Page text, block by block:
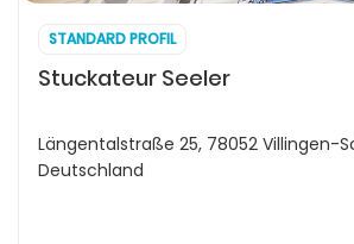
STANDARD PROFIL
Stuckateur Seeler
Längentalstraße 25, 78052 Villingen-
Deutschland